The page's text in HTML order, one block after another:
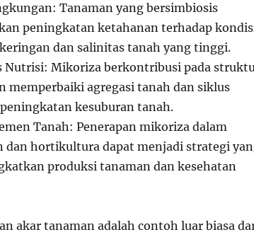
Tanaman yang bersimbiosis
peningkatan ketahanan terhadap
dan salinitas tanah yang tinggi.
Nutrisi: Mikoriza berkontribusi pada
memperbaiki agregasi tanah dan siklus
kesuburan tanah.
Tanah: Penerapan mikoriza dalam
dan hortikultura dapat menjadi strategi
produksi tanaman dan kesehatan
akar tanaman adalah contoh luar biasa